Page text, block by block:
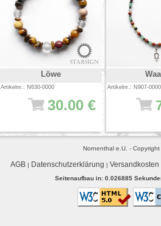
Löwe
Artikelnr.: N630-0000
30.00 €
Artikelnr.: N907-0000
Nornenthal e.U. -
AGB| Datenschutzerklärung | Versandkosten
Seitenaufbau in: 0.026885